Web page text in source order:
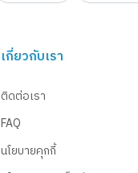
เกี่ยวกับเรา
ติดต่อเรา
FAQ
นโยบายคุกกี้